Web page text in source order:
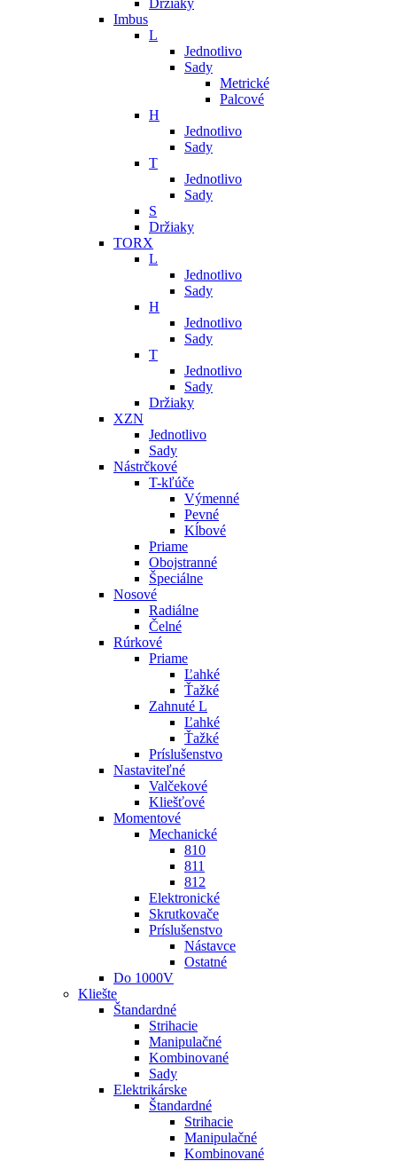
Držiaky
Imbus
L
Jednotlivo
Sady
Metrické
Palcové
H
Jednotlivo
Sady
T
Jednotlivo
Sady
S
Držiaky
TORX
L
Jednotlivo
Sady
H
Jednotlivo
Sady
T
Jednotlivo
Sady
Držiaky
XZN
Jednotlivo
Sady
Nástrčkové
T-kľúče
Výmenné
Pevné
Kĺbové
Priame
Obojstranné
Špeciálne
Nosové
Radiálne
Čelné
Rúrkové
Priame
Ľahké
Ťažké
Zahnuté L
Ľahké
Ťažké
Príslušenstvo
Nastaviteľné
Valčekové
Kliešťové
Momentové
Mechanické
810
811
812
Elektronické
Skrutkovače
Príslušenstvo
Nástavce
Ostatné
Do 1000V
Kliešte
Štandardné
Strihacie
Manipulačné
Kombinované
Sady
Elektrikárske
Štandardné
Strihacie
Manipulačné
Kombinované